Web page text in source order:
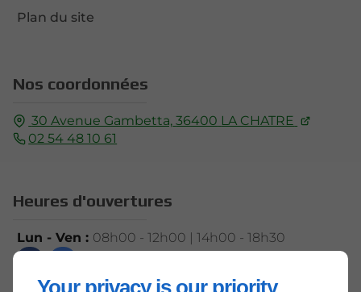
Your privacy is our priority
Plan du site
Nos coordonnées
30 Avenue Gambetta, 36400 LA CHATRE
02 54 48 10 61
Heures d'ouvertures
Lun - Ven : 08h00 - 12h00 | 14h00 - 18h30